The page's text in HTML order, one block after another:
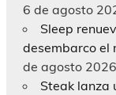
6 de agosto
Sleep
desembarco el
de agosto 2026
Steak lanza